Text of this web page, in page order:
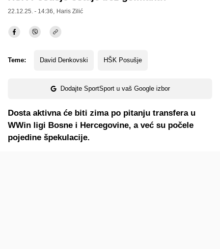
22.12.25. - 14:36, Haris Zilić
Teme: David Denkovski HŠK Posušje
Dodajte SportSport u vaš Google izbor
Dosta aktivna će biti zima po pitanju transfera u
WWin ligi Bosne i Hercegovine, a već su počele
pojedine špekulacije.